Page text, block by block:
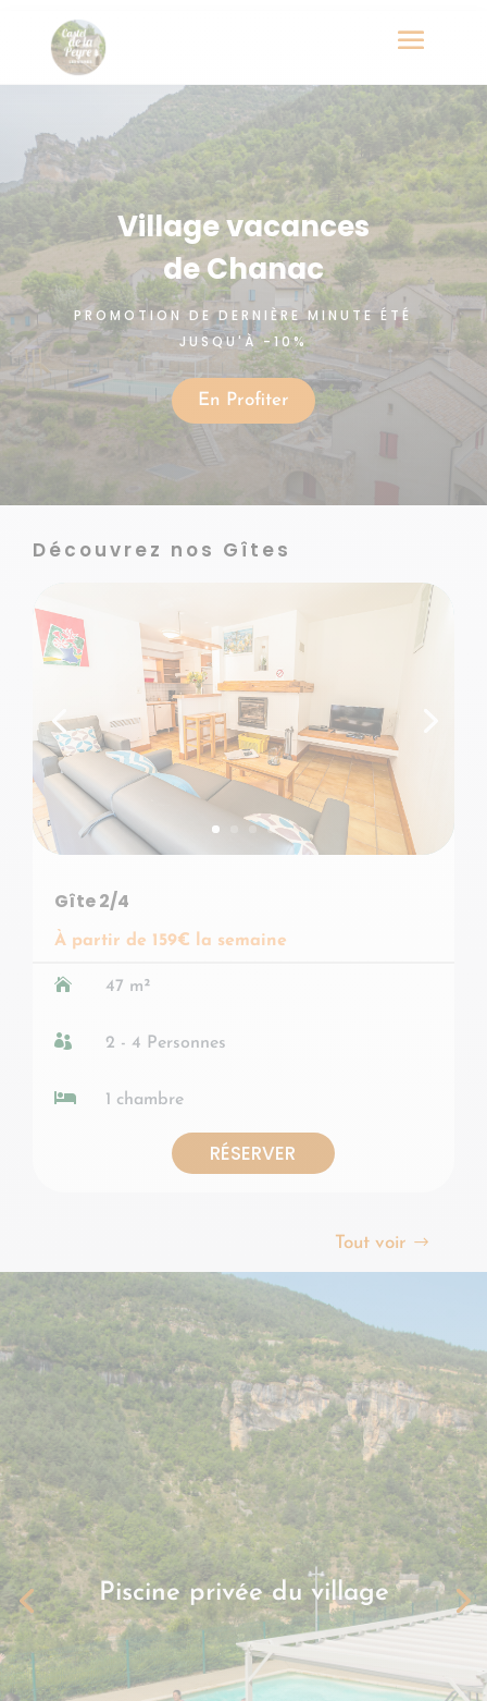
Village vacances
de Chanac
PROMOTION DE DERNIÈRE MINUTE ÉTÉ
JUSQU'À -10%
En Profiter
Découvrez nos Gîtes
Gîte 2/4
À partir de 159€ la semaine
 47 m²
 2 - 4 Personnes
 1 chambre
RÉSERVER
Tout voir
Piscine privée du village